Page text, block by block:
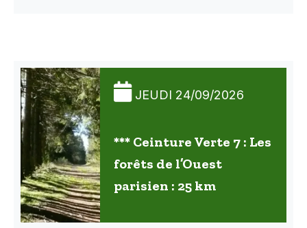
JEUDI 24/09/2026
*** Ceinture Verte 7 : Les
forêts de l’Ouest
parisien : 25 km